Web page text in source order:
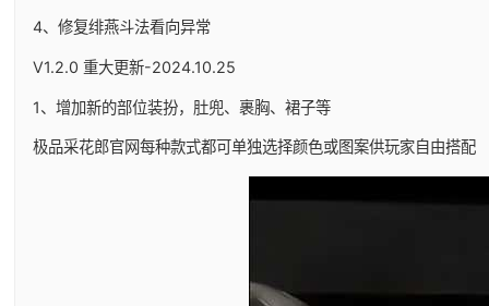
4、修复绯燕斗法看向异常
V1.2.0 重大更新-2024.10.25
1、增加新的部位装扮，肚兜、裹胸、裙子等
极品采花郎官网每种款式都可单独选择颜色或图案供玩家自由搭配